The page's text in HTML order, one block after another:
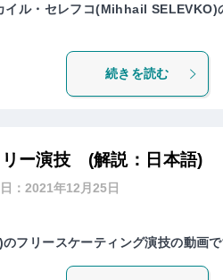
イル・セレフコ(Mihhail SELEVKO)
続きを読む
ー演技 (解説：日本語)
：2021年12月25日
フリースケーティング演技の動画で